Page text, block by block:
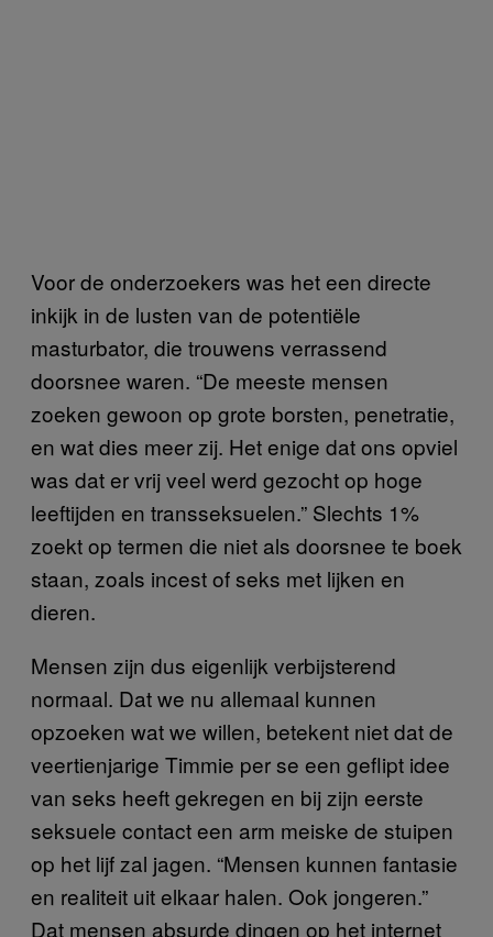
Voor de onderzoekers was het een directe
inkijk in de lusten van de potentiële
masturbator, die trouwens verrassend
doorsnee waren. “De meeste mensen
zoeken gewoon op grote borsten, penetratie,
en wat dies meer zij. Het enige dat ons opviel
was dat er vrij veel werd gezocht op hoge
leeftijden en transseksuelen.” Slechts 1%
zoekt op termen die niet als doorsnee te boek
staan, zoals incest of seks met lijken en
dieren.
Mensen zijn dus eigenlijk verbijsterend
normaal. Dat we nu allemaal kunnen
opzoeken wat we willen, betekent niet dat de
veertienjarige Timmie per se een geflipt idee
van seks heeft gekregen en bij zijn eerste
seksuele contact een arm meiske de stuipen
op het lijf zal jagen. “Mensen kunnen fantasie
en realiteit uit elkaar halen. Ook jongeren.”
Dat mensen absurde dingen op het internet